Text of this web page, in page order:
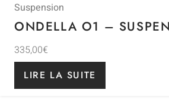
Suspension
ONDELLA O1 –
335,00€
LIRE LA SUITE